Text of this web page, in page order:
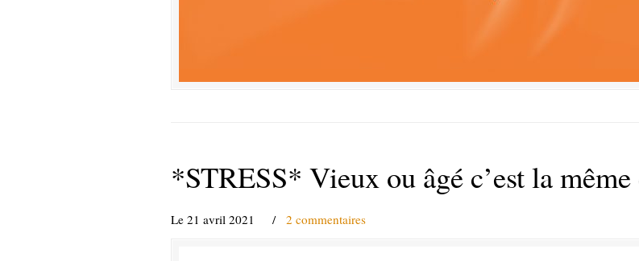
*STRESS* Vieux ou âgé c’est la même
Le 21 avril 2021 / 2 commentaires